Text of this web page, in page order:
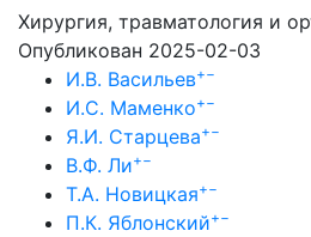
Хирургия, травматология и
Опубликован 2025-02-03
И.В. Васильев+−
И.С. Маменко+−
Я.И. Старцева+−
В.Ф. Ли+−
Т.А. Новицкая+−
П.К. Яблонский+−